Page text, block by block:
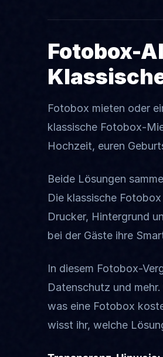
Fotobox-
Fotobox mieten oder
klassische Fotobox-
Hochzeit, euren
Beide Lösungen
Die klassische
Drucker, Hintergrund
bei der Gäste ihre
In diesem Fotobox-
Datenschutz und
was eine Fotobox
wisst ihr, welche